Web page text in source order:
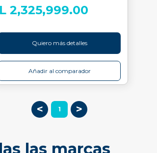
L 2,325,999.00
Quiero más detalles
Añadir al comparador
< 1 >
las marcas